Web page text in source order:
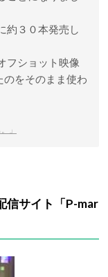
約３０本発売し
フショット映像
のをそのまま使わ
」
サイト「P-mar